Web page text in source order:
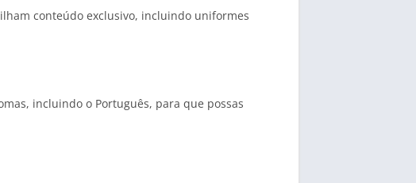
conteúdo exclusivo, incluindo uniformes
incluindo o Português, para que possas